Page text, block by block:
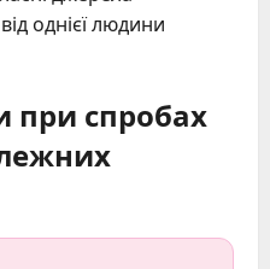
однієї людини
при спробах